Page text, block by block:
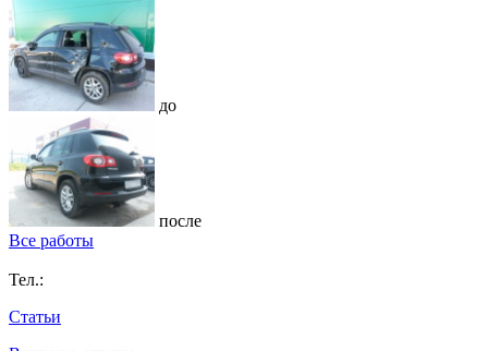
до
после
Все работы
Тел.:
Статьи